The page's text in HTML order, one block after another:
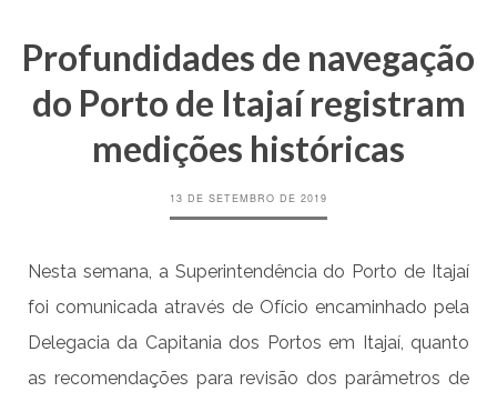
Profundidades de navegação
do Porto de Itajaí registram
medições históricas
13 DE SETEMBRO DE 2019
Nesta semana, a Superintendência do Porto de Itajaí
foi comunicada através de Ofício encaminhado pela
Delegacia da Capitania dos Portos em Itajaí, quanto
as recomendações para revisão dos parâmetros de